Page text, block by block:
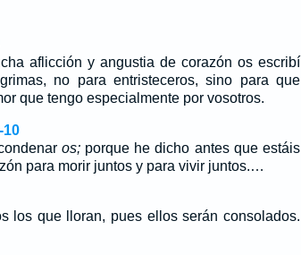
aflicción y angustia de corazón os escribí
no para entristeceros, sino para que
que tengo especialmente por vosotros.
os; porque he dicho antes que estáis
para morir juntos y para vivir juntos.…
los que lloran, pues ellos serán consolados.